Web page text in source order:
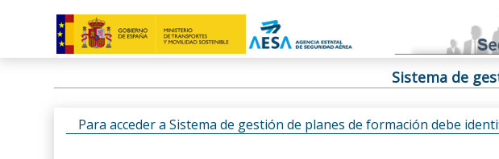
Sistema de
Para acceder a Sistema de gestión de planes de formación debe